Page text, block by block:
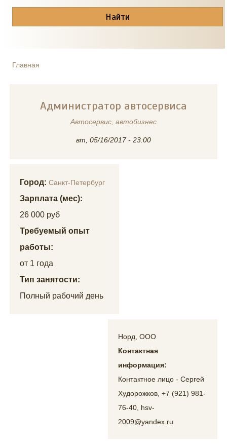
ВЫ ЗДЕСЬ
Главная
Администратор автосервиса
Автосервис, автобизнес
вт, 05/16/2017 - 23:00
Город:Санкт-Петербург
Зарплата (мес):
26 000 руб
Требуемый опыт
работы:
от 1 года
Тип занятости:
Полный рабочий день
Норд, ООО
Контактная
информация:
Контактное лицо - Сергей
Худорожков, +7 (921) 981-
76-40, hsv-
2009@yandex.ru